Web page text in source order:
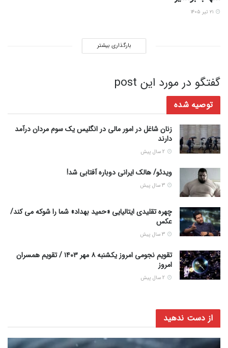
بارگذاری بیشتر
گفتگو در مورد این post
توصیه شده
زنان شاغل در امور مالی در انگلیس یک سوم مردان درآمد
دارند
ویدئو/ هالک ایرانی دوباره آفتابی شد!
چهره تقلیدی ایتالیایی «حمید بهداد» شما را شوکه می کند/
عکس
تقویم نجومی امروز یکشنبه ۸ مهر ۱۴۰۳ / تقویم همسران
امروز
از دست ندهید